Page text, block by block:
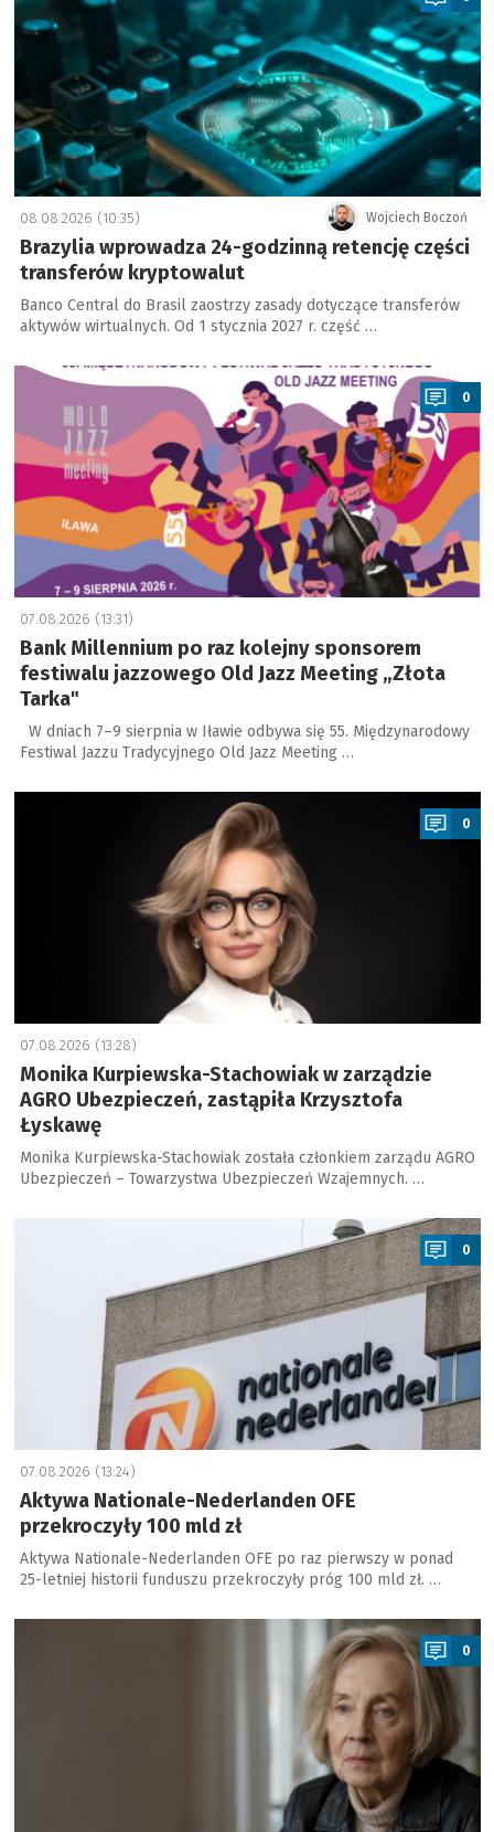
Wojciech Boczoń
08.08.2026 (10:35)
Brazylia wprowadza 24-godzinną retencję części
transferów kryptowalut
Banco Central do Brasil zaostrzy zasady dotyczące transferów
aktywów wirtualnych. Od 1 stycznia 2027 r. część …
a
0
07.08.2026 (13:31)
Bank Millennium po raz kolejny sponsorem
festiwalu jazzowego Old Jazz Meeting „Złota
Tarka"
W dniach 7–9 sierpnia w Iławie odbywa się 55. Międzynarodowy
Festiwal Jazzu Tradycyjnego Old Jazz Meeting …
a
0
07.08.2026 (13:28)
Monika Kurpiewska-Stachowiak w zarządzie
AGRO Ubezpieczeń, zastąpiła Krzysztofa
Łyskawę
Monika Kurpiewska-Stachowiak została członkiem zarządu AGRO
Ubezpieczeń – Towarzystwa Ubezpieczeń Wzajemnych. …
0
07.08.2026 (13:24)
Aktywa Nationale-Nederlanden OFE
przekroczyły 100 mld zł
Aktywa Nationale-Nederlanden OFE po raz pierwszy w ponad
25-letniej historii funduszu przekroczyły próg 100 mld zł. …
a
0